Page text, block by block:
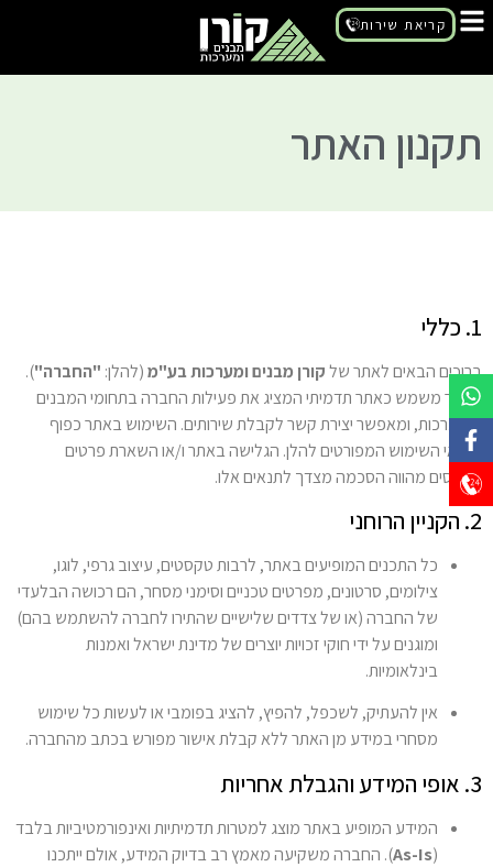
קריאת שירות
תקנון האתר
1. כללי
ברוכים הבאים לאתר שלקורן מבנים ומערכות בע"מ(להלן: "החברה").
האתר משמש כאתר תדמיתי המציג את פעילות החברה בתחומי המבנים
והמערכות, ומאפשר יצירת קשר לקבלת שירותים. השימוש באתר כפוף
לתנאי השימוש המפורטים להלן. הגלישה באתר ו/או השארת פרטים
בטפסים מהווה הסכמה מצדך לתנאים אלו.
2. הקניין הרוחני
כל התכנים המופיעים באתר, לרבות טקסטים, עיצוב גרפי, לוגו,
צילומים, סרטונים, מפרטים טכניים וסימני מסחר, הם רכושה הבלעדי
של החברה (או של צדדים שלישיים שהתירו לחברה להשתמש בהם)
ומוגנים על ידי חוקי זכויות יוצרים של מדינת ישראל ואמנות
בינלאומיות.
אין להעתיק, לשכפל, להפיץ, להציג בפומבי או לעשות כל שימוש
מסחרי במידע מן האתר ללא קבלת אישור מפורש בכתב מהחברה.
3. אופי המידע והגבלת אחריות
המידע המופיע באתר מוצג למטרות תדמיתיות ואינפורמטיביות בלבד
(
As-Is). החברה משקיעה מאמץ רב בדיוק המידע, אולם ייתכנו